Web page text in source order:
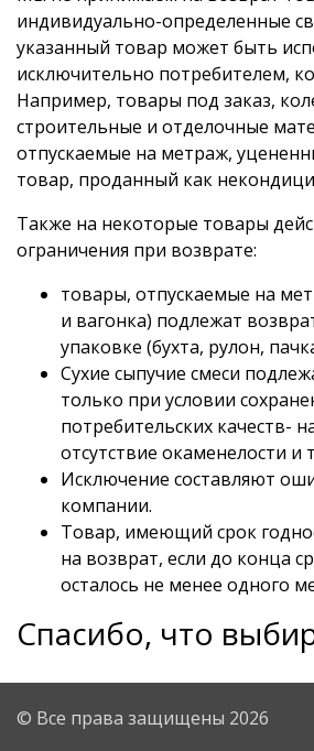
индивидуально-определенные
указанный товар может быть
исключительно потребителем,
Например, товары под заказ,
строительные и отделочные
отпускаемые на метраж,
товар, проданный как
Также на некоторые товары
ограничения при возврате:
товары, отпускаемые на
и вагонка) подлежат
упаковке (бухта, рулон,
Сухие сыпучие смеси
только при условии
потребительских качеств-
отсутствие окаменелости и
Исключение составляют
компании.
Товар, имеющий срок
на возврат, если до конца
осталось не менее одного
Спасибо, что
© Все права защищены 2026